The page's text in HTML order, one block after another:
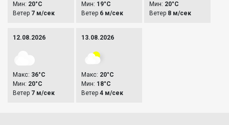
Мин: 20°C
Ветер 7 м/сек
Мин: 19°C
Ветер 6 м/сек
Мин: 20°C
Ветер 8 м/сек
12.08.2026
Макс: 36°C
Мин: 20°C
Ветер 7 м/сек
13.08.2026
Макс: 20°C
Мин: 18°C
Ветер 4 м/сек